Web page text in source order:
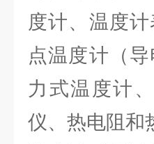
度计、温度
点温度计（
力式温度计
仪、热电阻和